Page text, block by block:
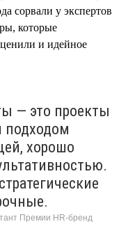
сорвали у экспертов
которые
и идейное
— это проекты
хорошо
Премии HR-бренд